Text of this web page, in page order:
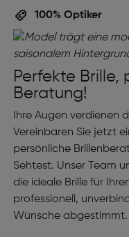
100% Optiker
Perfekte Brille,
Beratung!
Ihre Augen verdienen
Vereinbaren Sie jetzt
persönliche
Sehtest. Unser Team
die ideale Brille für
professionell,
Wünsche abgestimmt.